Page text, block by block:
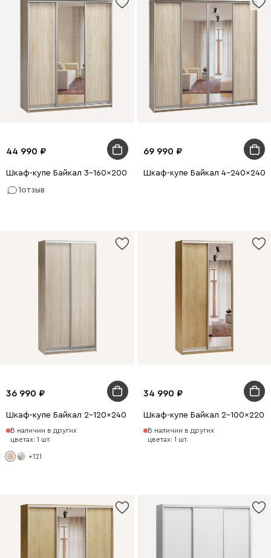
44 990
Шкаф-купе Байкал 3-160x200 Дуб Сонома 1 зеркало
1отзыв
69 990
Шкаф-купе Байкал 4-240x240
36 990
Шкаф-купе Байкал 2-120x240 Дуб Сонома
В наличии в других
цветах: 1 шт.
+121
34 990
Шкаф-купе Байкал 2-100x220
В наличии в других
цветах: 1 шт.